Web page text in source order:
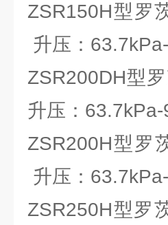
ZSR150H型
升压：
ZSR200DH型
升压：
ZSR200H型罗
升压：
ZSR250H型